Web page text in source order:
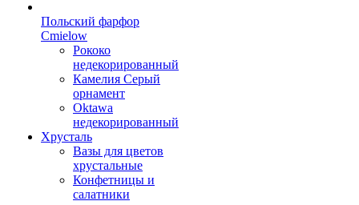
Польский фарфор
Сmielow
Рококо
недекорированный
Камелия Серый
орнамент
Oktawa
недекорированный
Хрусталь
Вазы для цветов
хрустальные
Конфетницы и
салатники